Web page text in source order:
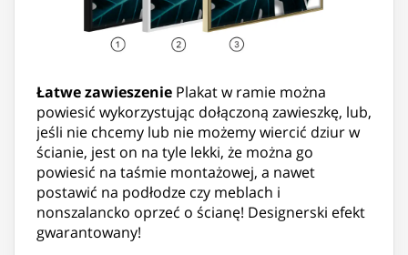
Łatwe zawieszenie Plakat w ramie można
powiesić wykorzystując dołączoną zawieszkę, lub,
jeśli nie chcemy lub nie możemy wiercić dziur w
ścianie, jest on na tyle lekki, że można go
powiesić na taśmie montażowej, a nawet
postawić na podłodze czy meblach i
nonszalancko oprzeć o ścianę! Designerski efekt
gwarantowany!